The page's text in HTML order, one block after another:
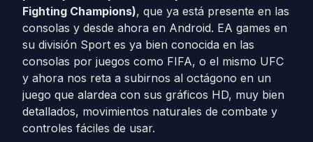
Fighting Champions), que ya está presente en las
consolas y desde ahora en Android. EA games en
su división Sport es ya bien conocida en las
consolas por juegos como FIFA, o el mismo UFC
y ahora nos reta a subirnos al octágono en un
juego que alardea con sus gráficos HD, muy bien
detallados, movimientos naturales de combate y
controles fáciles de usar.